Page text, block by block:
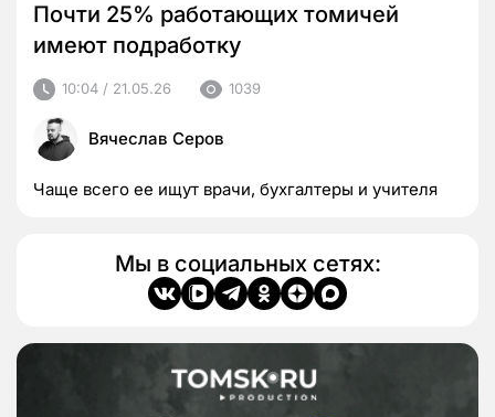
Почти 25% работающих томичей
имеют подработку
10:04 / 21.05.26 1039
Вячеслав Серов
Чаще всего ее ищут врачи, бухгалтеры и учителя
Мы в социальных сетях: